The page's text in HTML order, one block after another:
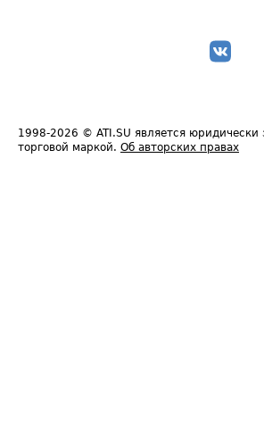
1998-2026 © ATI.SU является юридически
торговой маркой. Об авторских правах